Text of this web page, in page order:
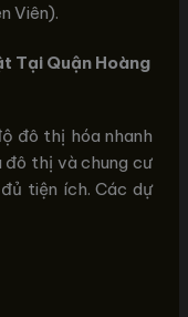
Viên).
Tại Quận Hoàng
đô thị hóa nhanh
đô thị và chung cư
tiện ích. Các dự